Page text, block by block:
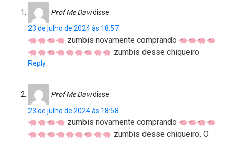
Prof Me Davidisse:
23 de julho de 2024 às 18:57
zumbis novamente comprando
zumbis desse chiqueiro
Reply
Prof Me Davidisse:
23 de julho de 2024 às 18:58
zumbis novamente comprando
zumbis desse chiqueiro. O